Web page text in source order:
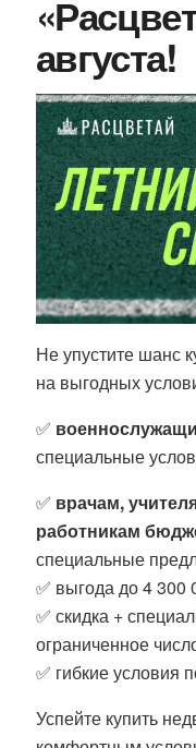
августа!
Не упустите шанс
на выгодных
✅
специальные
✅ врачам,
работникам
специальные
✅ выгода до 4 300
✅ скидка +
ограниченное
✅ гибкие условия
Успейте купить